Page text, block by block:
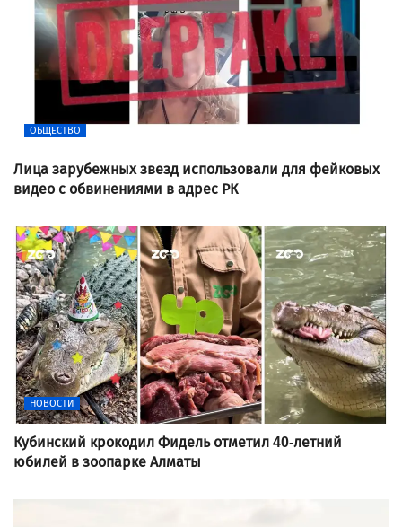
ОБЩЕСТВО
Лица зарубежных звезд использовали для фейковых
видео с обвинениями в адрес РК
НОВОСТИ
Кубинский крокодил Фидель отметил 40-летний
юбилей в зоопарке Алматы